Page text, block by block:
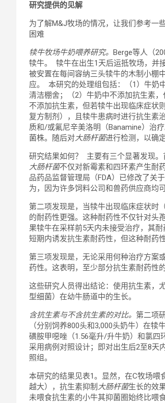
研究提供的见解
为了解M&J牧场的情况，让我们参考一
困难
犊牛牧场牛奶喂养研究。 Berge等人（
犊牛。 犊牛在出生1天后运抵牧场，并
被安置在每间容纳三头犊牛的木制小棚
应。 本研究的处理组包括：（1）牛奶
清洁棚舍；（2）牛奶中不添加抗生素
不添加抗生素，但若犊牛出现临床症状
复方制剂），且犊牛患病时进行抗生素
质和/或氟尼辛美洛明（Banamine）治
菌株。随后对大肠杆菌进行检测，以确
研究结果如何？ 主要有三个显著发现
大肠杆菌不仅对新霉素和四环素产生耐
品药品监督管理局（FDA）已修改了关
为，因为许多饲料公司和兽药供应商均
第二项发现是，当犊牛出现临床症状时
的耐药性更强。这种耐药性不仅针对
果犊牛在采样前5天内未接受治疗，其
短期内诱发抗生素耐药性，但这种耐药
第三项发现是，无论采用何种治疗方案
药性。这表明，至少部分抗生素耐药性
这些研究人员得出结论：使用抗生素，
型细菌）在幼牛肠道中的生长。
含抗生素与不含抗生素的对比。 第二项
（分别饲养800头和3,000头奶牛）在
磺胺甲噁唑（1.56毫升/升牛奶）和氯
采用病例对照设计；即对出生后2至8天
照组。
本研究的结果见表1。显然，在C牧场
越大），抗生素抑制 大肠杆菌生长的效
未喂食抗生素的小牛其抑菌圈始终比喂